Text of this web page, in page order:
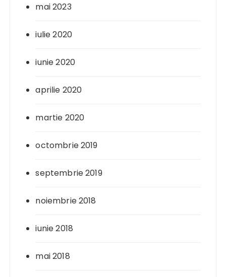
mai 2023
iulie 2020
iunie 2020
aprilie 2020
martie 2020
octombrie 2019
septembrie 2019
noiembrie 2018
iunie 2018
mai 2018